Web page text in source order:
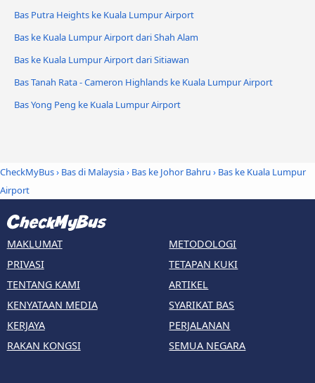
Bas Putra Heights ke Kuala Lumpur Airport
Bas ke Kuala Lumpur Airport dari Shah Alam
Bas ke Kuala Lumpur Airport dari Sitiawan
Bas Tanah Rata - Cameron Highlands ke Kuala Lumpur Airport
Bas Yong Peng ke Kuala Lumpur Airport
CheckMyBus› Bas di Malaysia› Bas ke Johor Bahru › Bas ke Kuala Lumpur
Airport
MAKLUMAT
PRIVASI
TENTANG KAMI
KENYATAAN MEDIA
KERJAYA
RAKAN KONGSI
METODOLOGI
TETAPAN KUKI
ARTIKEL
SYARIKAT BAS
PERJALANAN
SEMUA NEGARA